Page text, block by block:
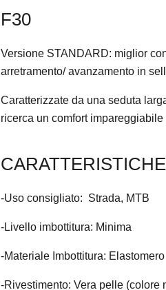
F30
Versione STANDARD: miglior
arretramento/ avanzamento in
Caratterizzate da una seduta
ricerca un comfort
CARATTERISTICHE
-Uso consigliato: Strada, MTB
-Livello imbottitura: Minima
-Materiale Imbottitura:
-Rivestimento: Vera pelle (colore